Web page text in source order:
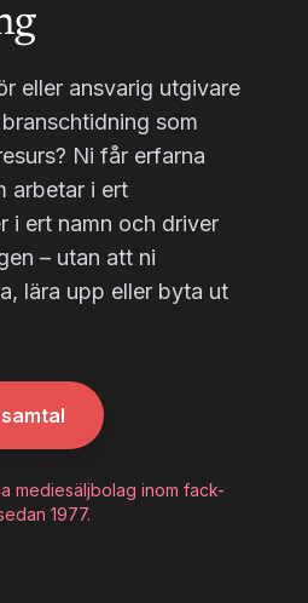
eller ansvarig utgivare
som
Ni får erfarna
arbetar i ert
i ert namn och driver
– utan att ni
lära upp eller byta ut
mediesäljbolag inom fack-
1977.